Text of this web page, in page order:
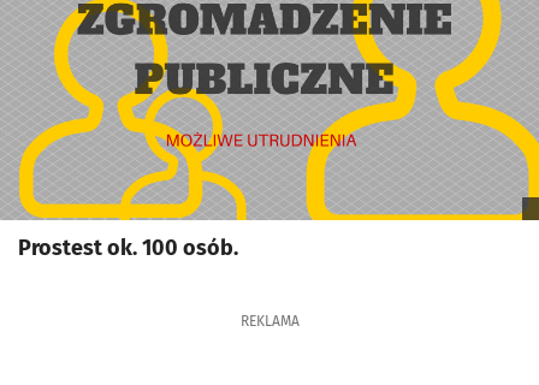
Prostest ok. 100 osób.
REKLAMA